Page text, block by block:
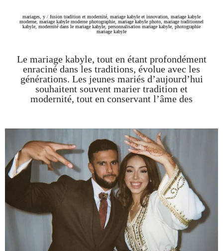
mariages y / fusion tradition et modernité mariage kabyle et innovation mariage kabyle
moderne mariage kabyle moderne photographie mariage kabyle photo mariage traditionnel
kabyle modernité dans le mariage kabyle personnalisation mariage kabyle photographie
mariage kabyle
Le mariage kabyle, tout en étant profondément
enraciné dans les traditions, évolue avec les
générations. Les jeunes mariés d’aujourd’hui
souhaitent souvent marier tradition et
modernité, tout en conservant l’âme des